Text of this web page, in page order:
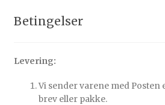
Betingelser
Levering:
Vi sender varene med Posten
brev eller pakke.